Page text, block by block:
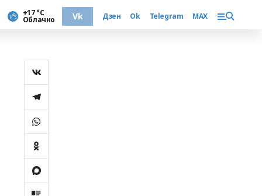
+17 °С
Облачно Vk Дзен Ok Telegram MAX